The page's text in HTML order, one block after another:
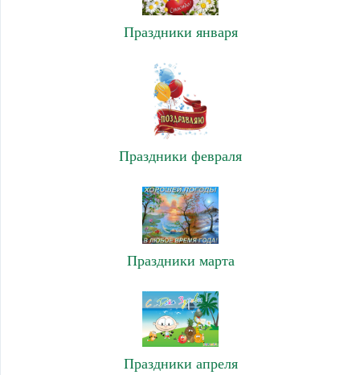
Праздники января
Праздники февраля
Праздники марта
Праздники апреля